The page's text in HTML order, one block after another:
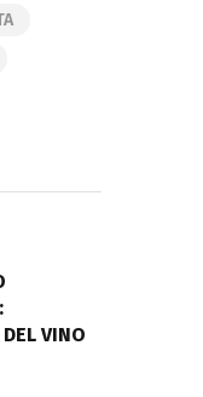
VINO